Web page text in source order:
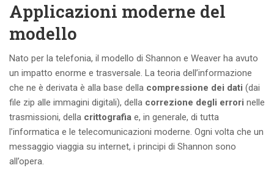
Applicazioni moderne del
modello
Nato per la telefonia, il modello di Shannon e Weaver ha avuto
un impatto enorme e trasversale. La teoria dell’informazione
che ne è derivata è alla base della compressione dei dati (dai
file zip alle immagini digitali), della correzione degli errori nelle
trasmissioni, della crittografia e, in generale, di tutta
l’informatica e le telecomunicazioni moderne. Ogni volta che un
messaggio viaggia su internet, i principi di Shannon sono
all’opera.